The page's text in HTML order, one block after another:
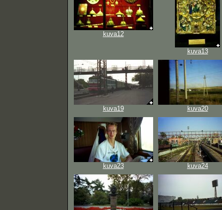
kuva12
kuva13
kuva19 kuva20
kuva23 kuva24